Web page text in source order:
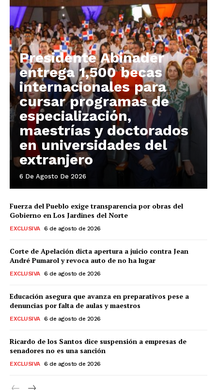
Presidente Abinader
entrega 1,500 becas
internacionales para
cursar programas de
especialización,
maestrías y doctorados
en universidades del
extranjero
6 De Agosto De 2026
Fuerza del Pueblo exige transparencia por obras del
Gobierno en Los Jardines del Norte
EXCLUSIVA 6 de agosto de 2026
Corte de Apelación dicta apertura a juicio contra Jean
André Pumarol y revoca auto de no ha lugar
EXCLUSIVA 6 de agosto de 2026
Educación asegura que avanza en preparativos pese a
denuncias por falta de aulas y maestros
EXCLUSIVA 6 de agosto de 2026
Ricardo de los Santos dice suspensión a empresas de
senadores no es una sanción
EXCLUSIVA 6 de agosto de 2026